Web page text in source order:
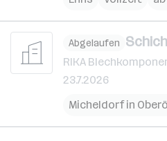
Abgelaufen
RIKA
23.7.2026
Micheldorf in